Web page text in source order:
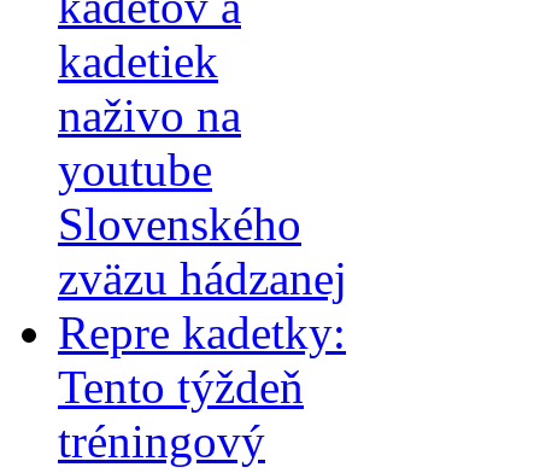
kadetiek
naživo na
youtube
Slovenského
zväzu hádzanej
Repre kadetky:
Tento týždeň
tréningový